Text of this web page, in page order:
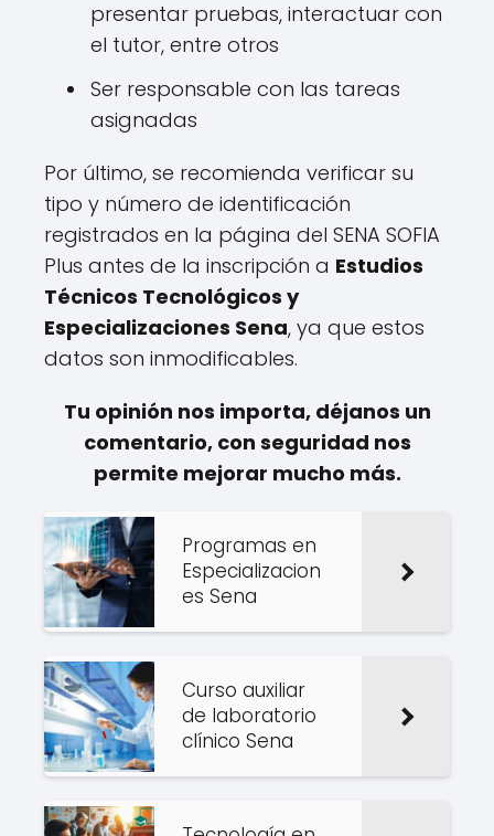
presentar pruebas, interactuar con
el tutor, entre otros
Ser responsable con las tareas
asignadas
Por último, se recomienda verificar su
tipo y número de identificación
registrados en la página del SENA SOFIA
Plus antes de la inscripción a Estudios
Técnicos Tecnológicos y
Especializaciones Sena, ya que estos
datos son inmodificables.
Tu opinión nos importa, déjanos un
comentario, con seguridad nos
permite mejorar mucho más.
Programas en
Especializacion
es Sena
Curso auxiliar
de laboratorio
clínico Sena